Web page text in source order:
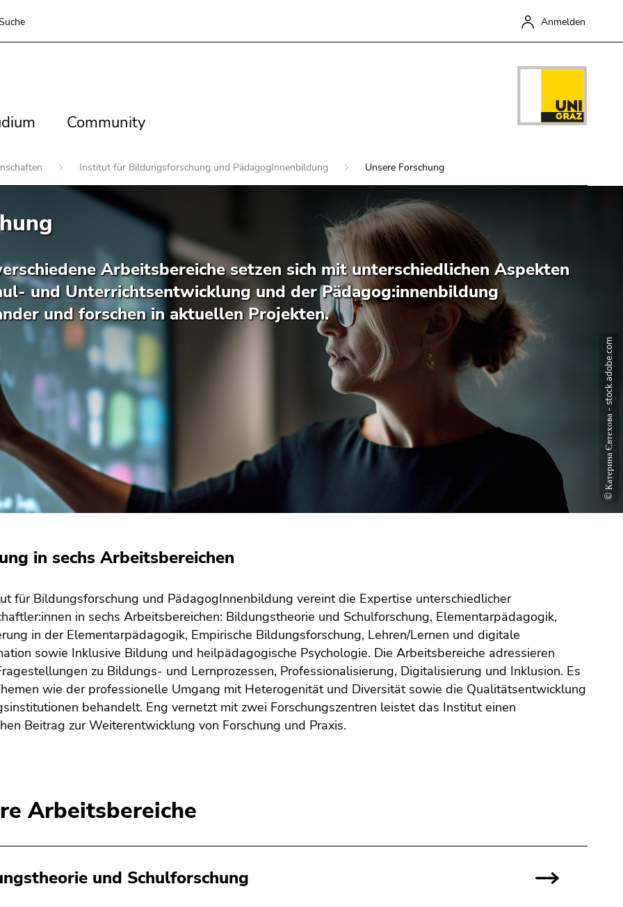
Anmelden
Schließen
Community
Community
Institut für Bildungsforschung und PädagogInnenbildung Unsere Forschung
Arbeitsbereiche setzen sich mit unterschiedlichen Aspekten
und Unterrichtsentwicklung und der Pädagog:innenbildung
und forschen in aktuellen Projekten.
© Катерина Євтехова - stock.adobe.com
in sechs Arbeitsbereichen
für Bildungsforschung und PädagogInnenbildung vereint die Expertise unterschiedlicher
in sechs Arbeitsbereichen: Bildungstheorie und Schulforschung, Elementarpädagogik,
in der Elementarpädagogik, Empirische Bildungsforschung, Lehren/Lernen und digitale
sowie Inklusive Bildung und heilpädagogische Psychologie. Die Arbeitsbereiche adressieren
zu Bildungs- und Lernprozessen, Professionalisierung, Digitalisierung und Inklusion. Es
wie der professionelle Umgang mit Heterogenität und Diversität sowie die Qualitätsentwicklung
behandelt. Eng vernetzt mit zwei Forschungszentren leistet das Institut einen
Beitrag zur Weiterentwicklung von Forschung und Praxis.
Arbeitsbereiche
und Schulforschung